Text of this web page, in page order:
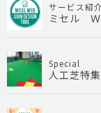
サービス紹介
ミセル Ｗ
Special
人工芝特集